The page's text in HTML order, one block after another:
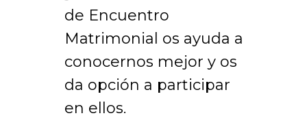
de Encuentro
Matrimonial os ayuda a
conocernos mejor y os
da opción a participar
en ellos.